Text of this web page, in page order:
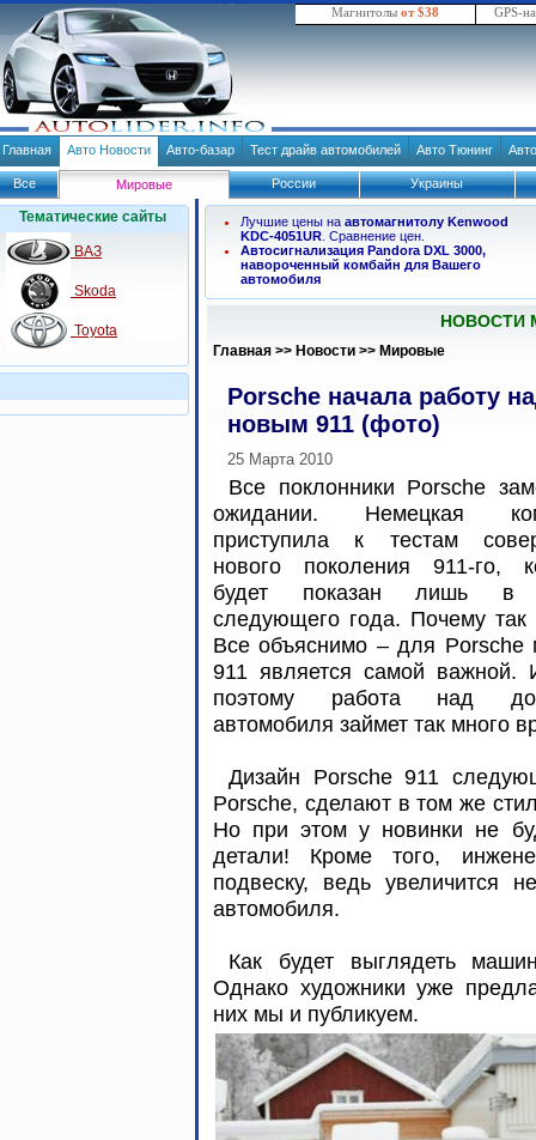
Магнитолы от $38 GPS-
Главная Авто Новости Авто-базар Тест драйв автомобилей Авто Тюнинг
Все Мировые России Украины
Тематические сайты
ВАЗ
Skoda
Toyota
Лучшие цены на автомагнитолу Kenwood
KDC-4051UR . Сравнение цен.
Автосигнализация Pandora DXL 3000,
навороченный комбайн для Вашего
автомобиля
НОВОСТИ
Главная >> Новости >> Мировые
Porsche начала работу
новым 911 (фото)
25 Марта 2010
Все поклонники Porsche
ожидании. Немецкая
приступила к тестам
нового поколения 911-го,
будет показан лишь в
следующего года. Почему так
Все объяснимо – для Porsche
911 является самой важной.
поэтому работа над
автомобиля займет так много
Дизайн Porsche 911
Porsche, сделают в том же
Но при этом у новинки не
детали! Кроме того,
подвеску, ведь увеличится
автомобиля.
Как будет выглядеть
Однако художники уже
них мы и публикуем.